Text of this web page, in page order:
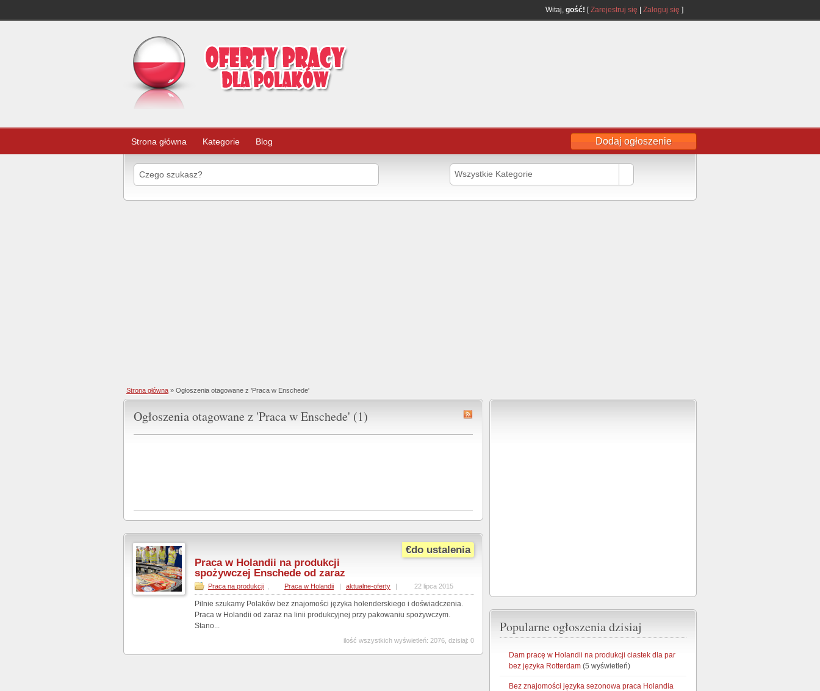
Witaj, gość! [Zarejestruj się Zaloguj się ]
Strona główna Kategorie Blog Dodaj ogłoszenie
Wszystkie Kategorie
Strona główna » Ogłoszenia otagowane z 'Praca w Enschede'
Ogłoszenia otagowane z 'Praca w Enschede' (1)
€do ustalenia
Praca w Holandii na produkcji
spożywczej Enschede od zaraz
Praca na produkcji Praca w Holandii | aktualne-oferty | 22 lipca 2015
Pilnie szukamy Polaków bez znajomości języka holenderskiego i doświadczenia.
Praca w Holandii od zaraz na linii produkcyjnej przy pakowaniu spożywczym.
Stano...
ilość wszystkich wyświetleń: 2076, dzisiaj: 0
Popularne ogłoszenia dzisiaj
Dam pracę w Holandii na produkcji ciastek dla par
bez języka Rotterdam (5 wyświetleń)
Bez znajomości języka sezonowa praca Holandia